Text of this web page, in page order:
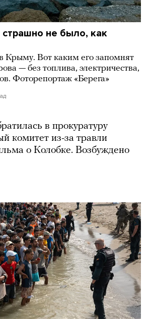
страшно не было, как
Крыму. Вот каким его запомнят
— без топлива, электричества,
Фоторепортаж «Берега»
в прокуратуру
комитет из-за травли
о Колобке. Возбуждено